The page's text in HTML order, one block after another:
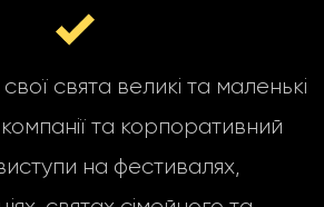
свята великі та маленькі
компанії та корпоративний
на фестивалях,